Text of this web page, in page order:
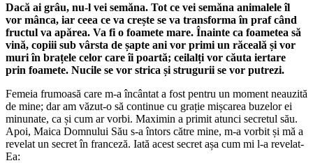
Dacă ai grâu, nu-l vei semăna. Tot ce vei semăna animalele îl
vor mânca, iar ceea ce va crește se va transforma în praf când
fructul va apărea. Va fi o foamete mare. Înainte ca foametea să
vină, copiii sub vârsta de șapte ani vor primi un răceală și vor
muri în brațele celor care îi poartă; ceilalți vor căuta iertare
prin foamete. Nucile se vor strica și strugurii se vor putrezi.
Femeia frumoasă care m-a încântat a fost pentru un moment neauzită
de mine; dar am văzut-o să continue cu grație mișcarea buzelor ei
minunate, ca și cum ar vorbi. Maximin a primit atunci secretul său.
Apoi, Maica Domnului Său s-a întors către mine, m-a vorbit și mă a
revelat un secret în franceză. Iată acest secret așa cum mi l-a revelat-
Ea: